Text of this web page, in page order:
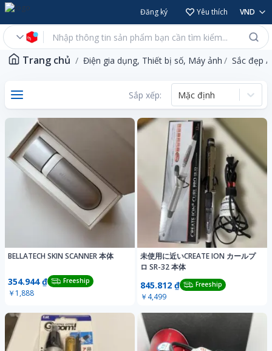
Đăng ký Yêu thích VND
Trang chủ Điện gia dụng, Thiết bị số, Máy ảnh Sắc đẹp /
Sắp xếp: Mặc định
BELLATECH SKIN SCANNER 本体
354.944 ₫ Freeship
￥1,888
未使用に近いCREATE ION カールプ
ロ SR-32 本体
845.812 ₫ Freeship
￥4,499